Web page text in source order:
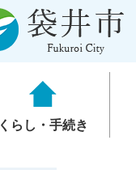
くらし・手続き